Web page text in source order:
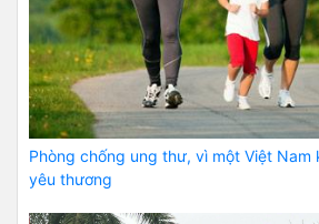
Phòng chống ung thư, vì một Việt Nam
yêu thương